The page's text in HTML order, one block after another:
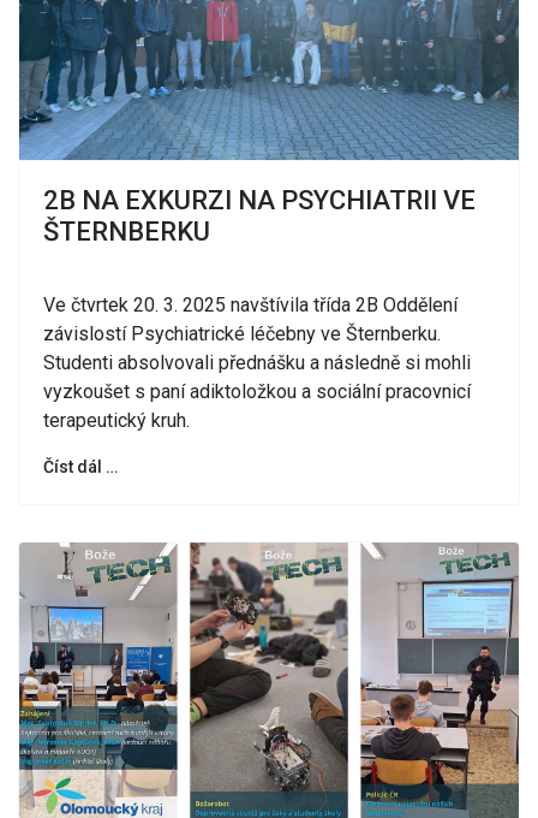
2B NA EXKURZI NA PSYCHIATRII VE
ŠTERNBERKU
Ve čtvrtek 20. 3. 2025 navštívila třída 2B Oddělení
závislostí Psychiatrické léčebny ve Šternberku.
Studenti absolvovali přednášku a následně si mohli
vyzkoušet s paní adiktoložkou a sociální pracovnicí
terapeutický kruh.
Číst dál …